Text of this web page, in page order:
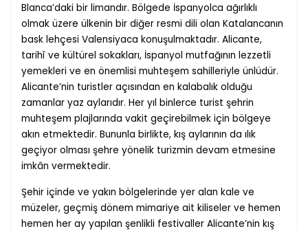
Blanca’daki bir limandır. Bölgede İspanyolca ağırlıklı
olmak üzere ülkenin bir diğer resmi dili olan Katalancanın
bask lehçesi Valensiyaca konuşulmaktadır. Alicante,
tarihî ve kültürel sokakları, İspanyol mutfağının lezzetli
yemekleri ve en önemlisi muhteşem sahilleriyle ünlüdür.
Alicante’nin turistler açısından en kalabalık olduğu
zamanlar yaz aylarıdır. Her yıl binlerce turist şehrin
muhteşem plajlarında vakit geçirebilmek için bölgeye
akın etmektedir. Bununla birlikte, kış aylarının da ılık
geçiyor olması şehre yönelik turizmin devam etmesine
imkân vermektedir.
Şehir içinde ve yakın bölgelerinde yer alan kale ve
müzeler, geçmiş dönem mimariye ait kiliseler ve hemen
hemen her ay yapılan şenlikli festivaller Alicante’nin kış